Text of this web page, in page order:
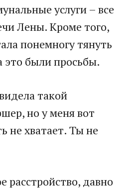
услуги – все
Лены. Кроме того,
понемногу тянуть
это были просьбы.
такой
но у меня вот
не хватает. Ты не
расстройство, давно